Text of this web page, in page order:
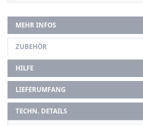
MEHR INFOS
ZUBEHÖR
HILFE
LIEFERUMFANG
TECHN. DETAILS